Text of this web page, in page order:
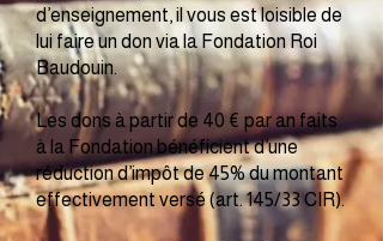
d’enseignement, il vous est loisible de
lui faire un don via la Fondation Roi
Baudouin.
Les dons à partir de 40 € par an faits
à la Fondation bénéficient d’une
réduction d’impôt de 45% du montant
effectivement versé (art. 145/33 CIR).